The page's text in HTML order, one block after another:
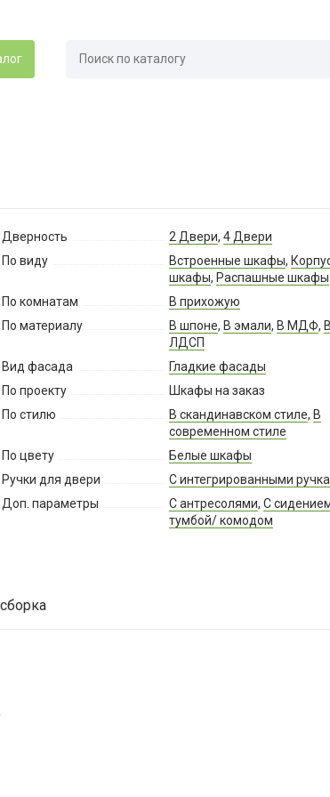
Дверность 2 Двери,4 Двери
По виду
Встроенные шкафы,
шкафы, Распашные шкафы
По комнатам
В прихожую
По материалу
В шпоне, В эмали, В МДФ, В
ЛДСП
Вид фасада
Гладкие фасады
По проекту
Шкафы на заказ
По стилю
В скандинавском стиле, В
современном стиле
По цвету
Белые шкафы
Ручки для двери
С интегрированными
Доп. параметры
С антресолями,С
тумбой/ комодом